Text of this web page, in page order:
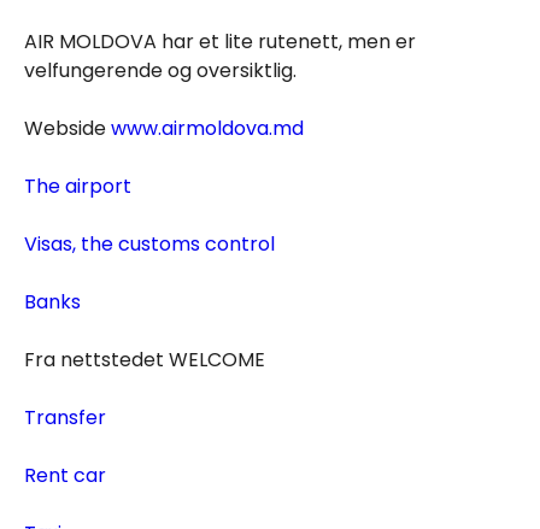
AIR MOLDOVA har et lite rutenett, men er
velfungerende og oversiktlig.
Websidewww.airmoldova.md
The airport
Visas, the customs control
Banks
Fra nettstedet WELCOME
Transfer
Rent car